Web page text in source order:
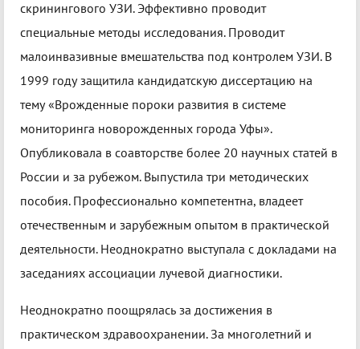
скринингового УЗИ. Эффективно проводит
специальные методы исследования. Проводит
малоинвазивные вмешательства под контролем УЗИ. В
1999 году защитила кандидатскую диссертацию на
тему «Врожденные пороки развития в системе
мониторинга новорожденных города Уфы».
Опубликовала в соавторстве более 20 научных статей в
России и за рубежом. Выпустила три методических
пособия. Профессионально компетентна, владеет
отечественным и зарубежным опытом в практической
деятельности. Неоднократно выступала с докладами на
заседаниях ассоциации лучевой диагностики.
Неоднократно поощрялась за достижения в
практическом здравоохранении. За многолетний и